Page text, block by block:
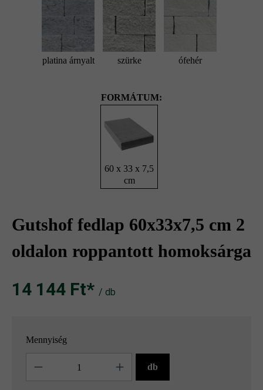
platina árnyalt szürke ófehér
FORMÁTUM:
60 x 33 x 7,5
cm
Gutshof fedlap 60x33x7,5 cm 2
oldalon roppantott homoksárga
14 144 Ft‎‎‎* / db
Mennyiség
db